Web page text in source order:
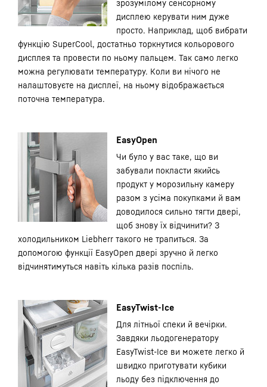
зрозумілому сенсорному
дисплею керувати ним дуже
просто. Наприклад, щоб вибрати
функцію SuperCool, достатньо торкнутися кольорового
дисплея та провести по ньому пальцем. Так само легко
можна регулювати температуру. Коли ви нічого не
налаштовуєте на дисплеї, на ньому відображається
поточна температура.
EasyOpen
Чи було у вас таке, що ви
забували покласти якийсь
продукт у морозильну камеру
разом з усіма покупками й вам
доводилося сильно тягти двері,
щоб знову їх відчинити? З
холодильником Liebherr такого не трапиться. За
допомогою функції EasyOpen двері зручно й легко
відчинятимуться навіть кілька разів поспіль.
EasyTwist-Ice
Для літньої спеки й вечірки.
Завдяки льодогенератору
EasyTwist-Ice ви можете легко й
швидко приготувати кубики
льоду без підключення до